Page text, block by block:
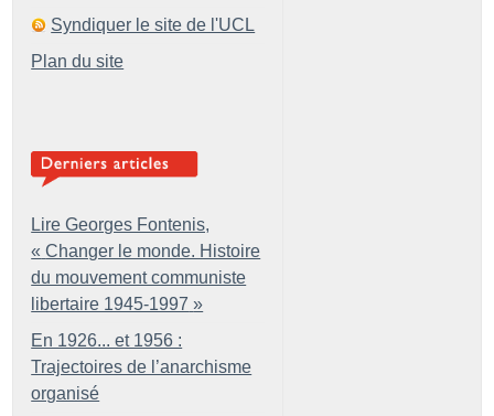
Syndiquer le site de l'UCL
Plan du site
Lire Georges Fontenis,
« Changer le monde. Histoire
du mouvement communiste
libertaire 1945-1997 »
En 1926... et 1956 :
Trajectoires de l’anarchisme
organisé